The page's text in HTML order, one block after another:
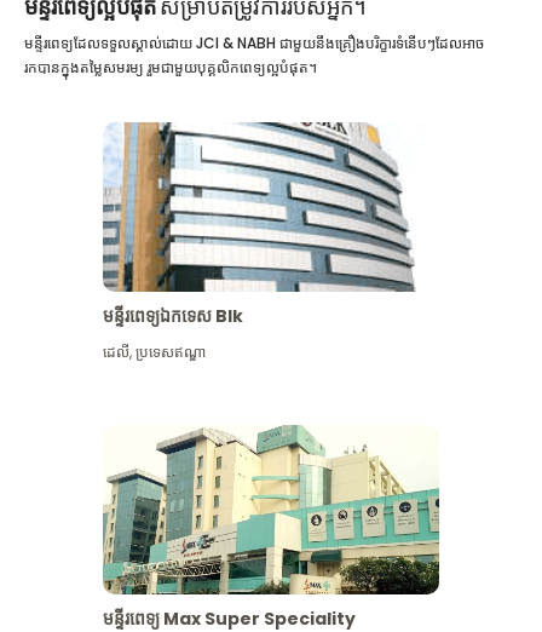
មន្ទីរពេទ្យល្អបំផុតសម្រាប់តម្រូវការរបស់អ្នក។
មន្ទីរពេទ្យដែលទទួលស្គាល់ដោយ JCI & NABH ជាមួយនឹងគ្រឿងបរិក្ខារទំនើបៗដែលអាច
រកបានក្នុងតម្លៃសមរម្យ រួមជាមួយបុគ្គលិកពេទ្យល្អបំផុត។
មន្ទីរពេទ្យឯកទេស Blk
ដេលី,ប្រទេសឥណ្ឌា
មន្ទីរពេទ្យ Max Super Speciality